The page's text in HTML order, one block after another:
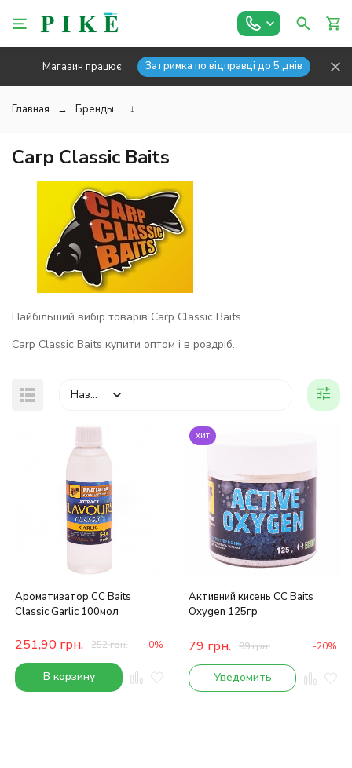
Магазин працює Затримка по відправці до 5 днів
Главная Бренды ↓
Carp Classic Baits
Найбільший вибір товарів Carp Classic Baits
Carp Classic Baits купити оптом і в роздріб.
Назва
Ароматизатор CC Baits
Classic Garlic 100мол
251,90 грн. 252грн. -0%
В корзину
хит
Активний кисень CC Baits
Oxygen 125гр
79 грн. 99грн. -20%
Уведомить